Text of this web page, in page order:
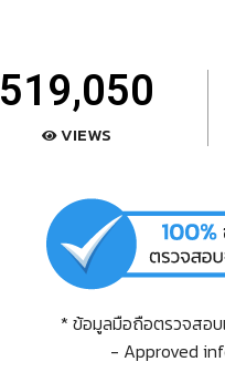
519,050
VIEWS
* ข้อมูลมือถือตรวจสอ
- Approved